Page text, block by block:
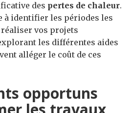
des pertes de chaleur.
à identifier les périodes les
vos projets
les différentes aides
alléger le coût de ces
opportuns